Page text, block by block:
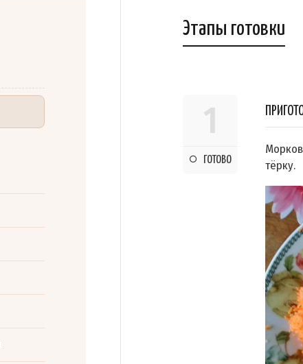
Этапы готовки
1
ГОТОВО
тёрку.